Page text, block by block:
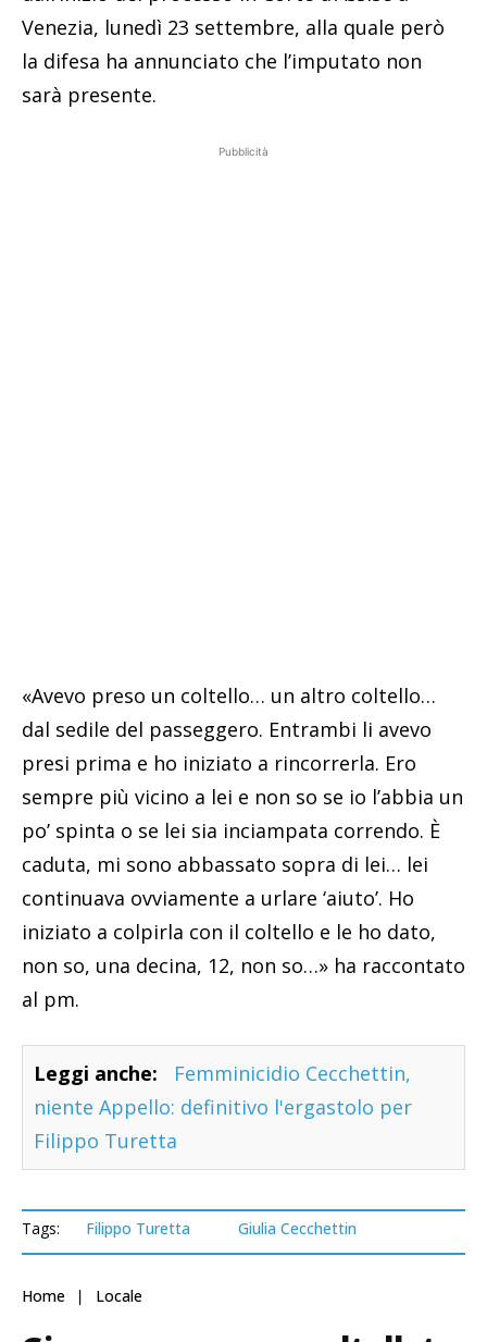
Venezia, lunedì 23 settembre, alla quale però
la difesa ha annunciato che l’imputato non
sarà presente.
Pubblicità
«Avevo preso un coltello… un altro coltello…
dal sedile del passeggero. Entrambi li avevo
presi prima e ho iniziato a rincorrerla. Ero
sempre più vicino a lei e non so se io l’abbia un
po’ spinta o se lei sia inciampata correndo. È
caduta, mi sono abbassato sopra di lei… lei
continuava ovviamente a urlare ‘aiuto’. Ho
iniziato a colpirla con il coltello e le ho dato,
non so, una decina, 12, non so…» ha raccontato
al pm.
Leggi anche:
Femminicidio Cecchettin,
niente Appello: definitivo l'ergastolo per
Filippo Turetta
Tags: Filippo Turetta Giulia Cecchettin
Home Locale